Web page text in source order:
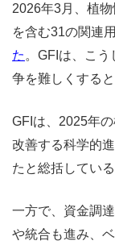
2026年3月、植
を含む31の関連
た 。GFIは、こ
争を難しくする
GFIは、2025年
改善する科学的
たと総括してい
一方で、資金調
や統合も進み、